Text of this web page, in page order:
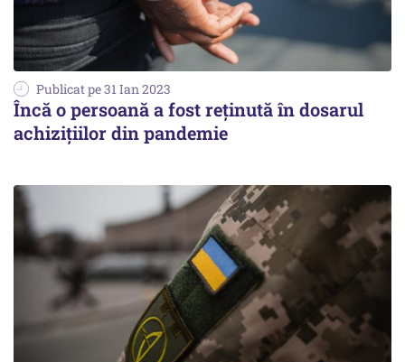
Publicat pe 31 Ian 2023
Încă o persoană a fost reținută în dosarul
achizițiilor din pandemie